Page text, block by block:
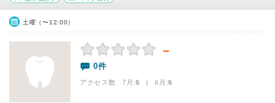
土曜（〜12:00）
－
0件
アクセス数 7月:6 | 6月:6